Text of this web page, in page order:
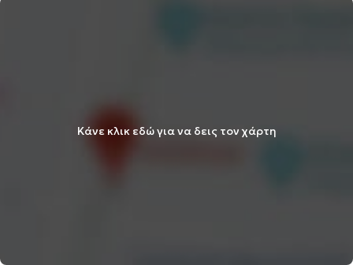
Κάνε κλικ εδώ για να δεις τον χάρτη